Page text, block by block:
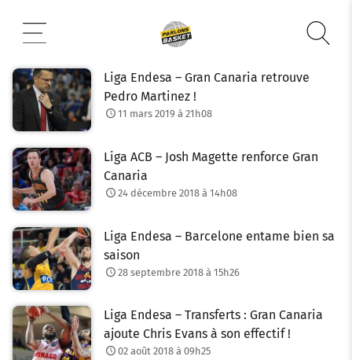
contenu
Liga Endesa – Gran Canaria retrouve
Pedro Martinez !
11 mars 2019 à 21h08
Liga ACB – Josh Magette renforce Gran
Canaria
24 décembre 2018 à 14h08
Liga Endesa – Barcelone entame bien sa
saison
28 septembre 2018 à 15h26
Liga Endesa – Transferts : Gran Canaria
ajoute Chris Evans à son effectif !
02 août 2018 à 09h25